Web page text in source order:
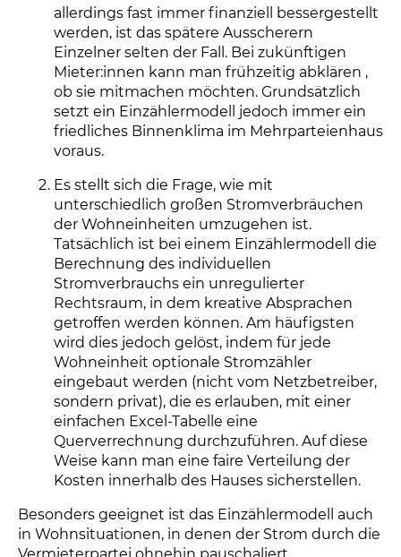
allerdings fast immer finanziell bessergestellt
werden, ist das spätere Ausscherern
Einzelner selten der Fall. Bei zukünftigen
Mieter:innen kann man frühzeitig abklären ,
ob sie mitmachen möchten. Grundsätzlich
setzt ein Einzählermodell jedoch immer ein
friedliches Binnenklima im Mehrparteienhaus
voraus.
Es stellt sich die Frage, wie mit
unterschiedlich großen Stromverbräuchen
der Wohneinheiten umzugehen ist.
Tatsächlich ist bei einem Einzählermodell die
Berechnung des individuellen
Stromverbrauchs ein unregulierter
Rechtsraum, in dem kreative Absprachen
getroffen werden können. Am häufigsten
wird dies jedoch gelöst, indem für jede
Wohneinheit optionale Stromzähler
eingebaut werden (nicht vom Netzbetreiber,
sondern privat), die es erlauben, mit einer
einfachen Excel-Tabelle eine
Querverrechnung durchzuführen. Auf diese
Weise kann man eine faire Verteilung der
Kosten innerhalb des Hauses sicherstellen.
Besonders geeignet ist das Einzählermodell auch
in Wohnsituationen, in denen der Strom durch die